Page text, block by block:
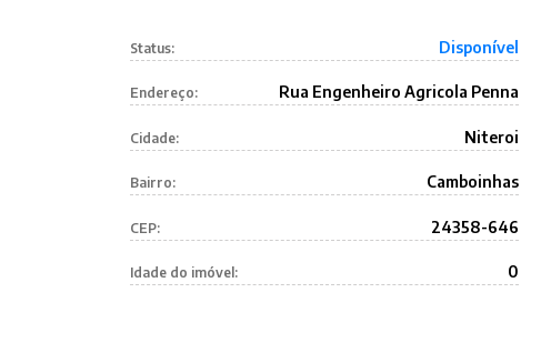
Status: Disponível
Endereço: Rua Engenheiro Agricola Penna
Cidade: Niteroi
Bairro: Camboinhas
CEP: 24358-646
Idade do imóvel: 0